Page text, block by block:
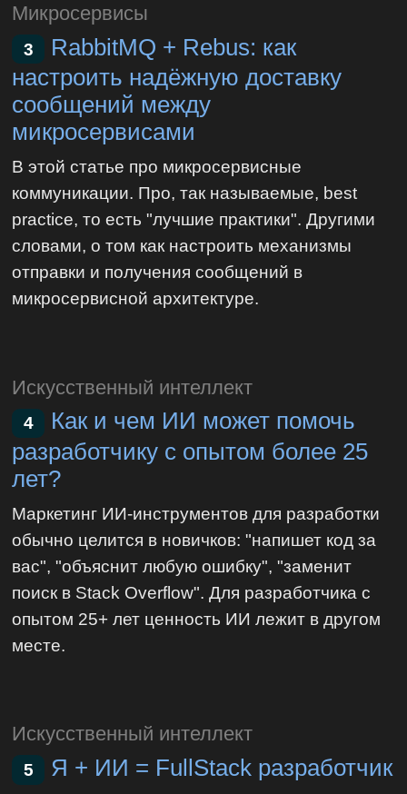
Микросервисы
3
RabbitMQ + Rebus: как
настроить надёжную доставку
сообщений между
микросервисами
В этой статье про микросервисные
коммуникации. Про, так называемые, best
practice, то есть "лучшие практики". Другими
словами, о том как настроить механизмы
отправки и получения сообщений в
микросервисной архитектуре.
Искусственный интеллект
4
Как и чем ИИ может помочь
разработчику с опытом более 25
лет?
Маркетинг ИИ-инструментов для разработки
обычно целится в новичков: "напишет код за
вас", "объяснит любую ошибку", "заменит
поиск в Stack Overflow". Для разработчика с
опытом 25+ лет ценность ИИ лежит в другом
месте.
Искусственный интеллект
5 Я + ИИ = FullStack разработчик